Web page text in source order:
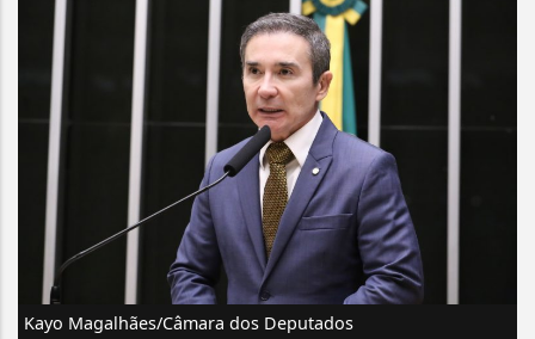
Kayo Magalhães/Câmara dos Deputados